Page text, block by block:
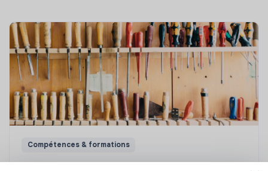
Compétences & formations